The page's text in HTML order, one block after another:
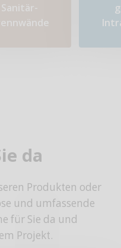
Sanitär-
da
Produkten oder
und umfassende
für Sie da und
Projekt.